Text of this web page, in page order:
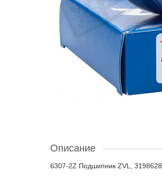
Описание
6307-2Z Подшипник ZVL, 3198628